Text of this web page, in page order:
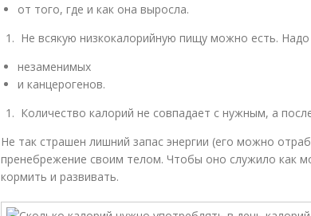
от того, где и как она выросла.
Не всякую низкокалорийную пищу можно есть.
незаменимых
и канцерогенов.
Количество калорий не совпадает с нужным, а
Не так страшен лишний запас энергии (его можно
пренебрежение своим телом. Чтобы оно служило как
кормить и развивать.